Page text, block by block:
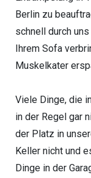
Berlin zu
schnell durch
Ihrem Sofa
Muskelkater
Viele Dinge, die
in der Regel gar
der Platz in
Keller nicht und
Dinge in der